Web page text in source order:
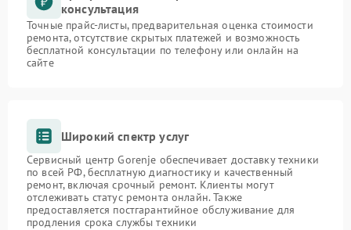
консультация
Точные прайс-листы, предварительная оценка стоимости
ремонта, отсутствие скрытых платежей и возможность
бесплатной консультации по телефону или онлайн на
сайте
Широкий спектр услуг
Сервисный центр Gorenje обеспечивает доставку техники
по всей РФ, бесплатную диагностику и качественный
ремонт, включая срочный ремонт. Клиенты могут
отслеживать статус ремонта онлайн. Также
предоставляется постгарантийное обслуживание для
продления срока службы техники